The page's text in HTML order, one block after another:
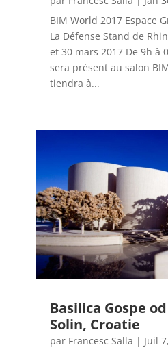
BIM World 2017 Espace
La Défense Stand de
et 30 mars 2017 De 9h à
sera présent au salon
tiendra à...
Basilica Gospe
Solin, Croatie
par Francesc Salla | Juil